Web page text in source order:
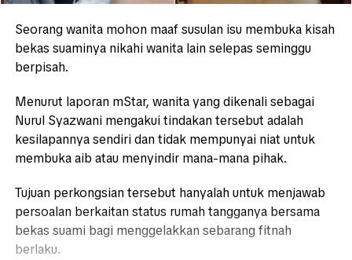
Seorang wanita mohon maaf susulan isu membuka kisah
bekas suaminya nikahi wanita lain selepas seminggu
berpisah.
Menurut laporan mStar, wanita yang dikenali sebagai
Nurul Syazwani mengakui tindakan tersebut adalah
kesilapannya sendiri dan tidak mempunyai niat untuk
membuka aib atau menyindir mana-mana pihak.
Tujuan perkongsian tersebut hanyalah untuk menjawab
persoalan berkaitan status rumah tangganya bersama
bekas suami bagi menggelakkan sebarang fitnah
berlaku.